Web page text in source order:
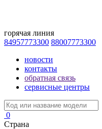
горячая линия
84957773300 88007773300
новости
контакты
обратная связь
сервисные центры
0
Страна